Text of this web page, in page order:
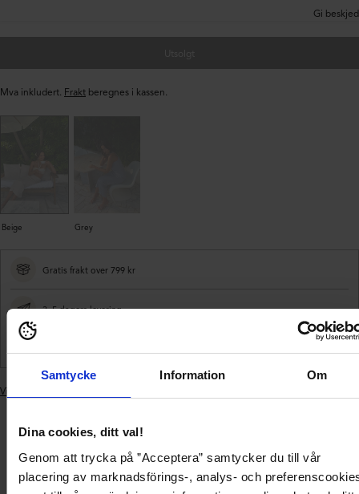
Samtycke Information Om
Dina cookies, ditt val!
Genom att trycka på ”Acceptera” samtycker du till vår
placering av marknadsförings-, analys- och
Gi beskjed
Mva inkludert. Frakt beregnes i kassen.
Beige Grey
Gratis frakt over 799 kr
3–5 dagers levering
Vis lignende produkter
Produktbeskrivelse Produktdetaljer
betaling